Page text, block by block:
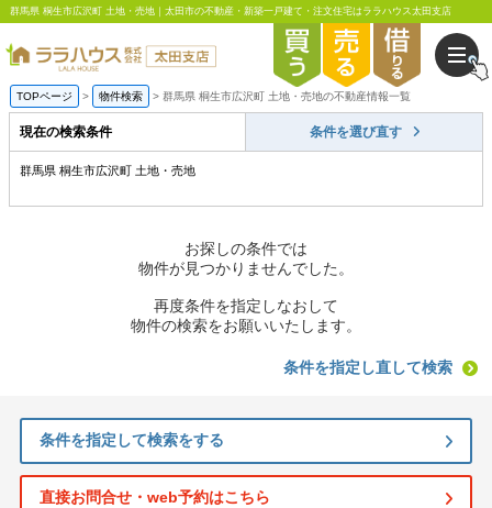
群馬県 桐生市広沢町 土地・売地｜太田市の不動産・新築一戸建て・注文住宅はララハウス太田支店
TOPページ 物件検索 群馬県 桐生市広沢町 土地・売地の不動産情報一覧
現在の検索条件 条件を選び直す
群馬県 桐生市広沢町 土地・売地
お探しの条件では
物件が見つかりませんでした。
再度条件を指定しなおして
物件の検索をお願いいたします。
条件を指定し直して検索
条件を指定して検索をする
直接お問合せ・web予約はこちら